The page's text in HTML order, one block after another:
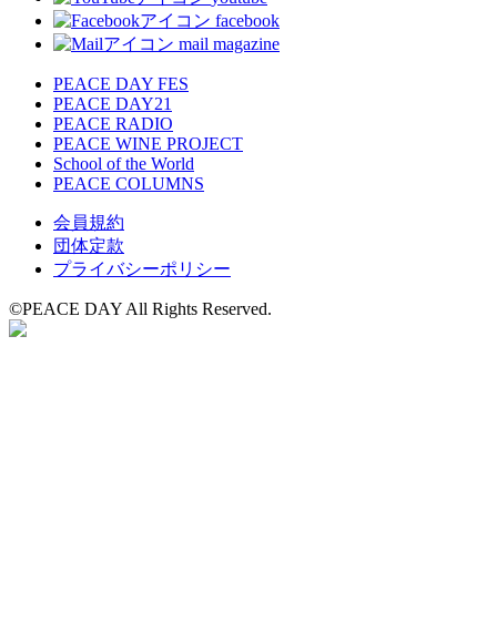
facebook
mail magazine
PEACE DAY FES
PEACE DAY21
PEACE RADIO
PEACE WINE PROJECT
School of the World
PEACE COLUMNS
会員規約
団体定款
プライバシーポリシー
©️PEACE DAY All Rights Reserved.